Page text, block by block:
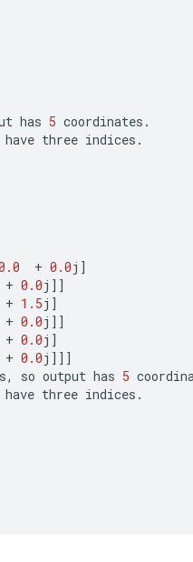
has 5 coordinates .
have three indices .
+ 0.0j ]
+ 0.0j ]]
+ 1.5j ]
+ 0.0j ]]
+ 0.0j ]
+ 0.0j ]]]
, so output has 5
have three indices .